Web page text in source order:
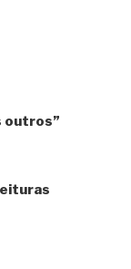
outros”